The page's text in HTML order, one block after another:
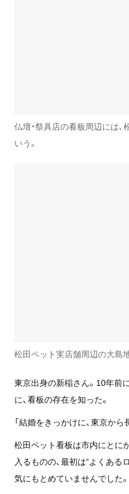
仏壇・祭具店の看板周辺には
いう。
松田ペット実店舗周辺の大島
東京出身の新稲さん。10年前
に、看板の存在を知った。
「結婚をきっかけに、東京から
松田ペット看板は市内にとに
入るものの、最初は“よくある
気にもとめていませんでした。